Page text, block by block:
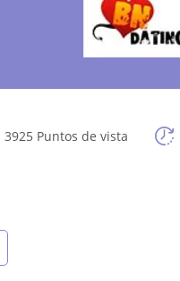
3925 Puntos de vista